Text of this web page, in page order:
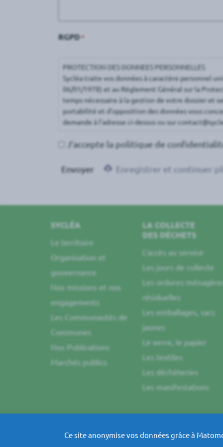
RGPD*
PROTECTION DES DONNEES PERSONNELLES
Sycléa traite vos données à caractère personnel
06/01/1978) et au Règlement Général sur la
temps nécessaire à la gestion de votre dossier et
portabilité et d’opposition des données vous
demande à l’adresse ci-dessus ou sur
J’accepte la politique de
Envoyer Enregistrer et continuer
SYCLÉA
Le territoire
Organisation et
gouvernance
Nos missions et nos
engagements
Les Communautés de
Communes
Nos Publications
Marchés publics
LA COLLECTE
DES DÉCHETS
L’accès au service
Les jours de collecte
Les ordures
résiduelles
Les emballages, sacs
jaunes
Le verre, le papier
Les textiles
Les déchèteries
Les manifestations
Ce site anonymise vos données grâce à